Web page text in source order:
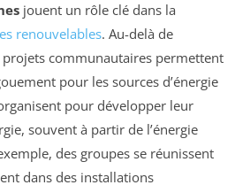
jouent un rôle clé dans la
renouvelables. Au-delà de
projets communautaires permettent
pour les sources d’énergie
pour développer leur
souvent à partir de l’énergie
des groupes se réunissent
dans des installations